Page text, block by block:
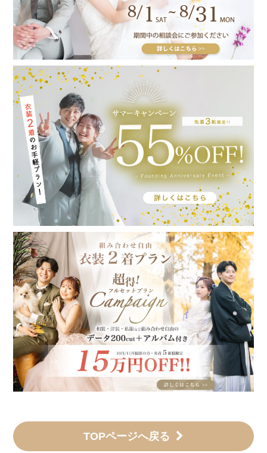
TOPページへ戻る